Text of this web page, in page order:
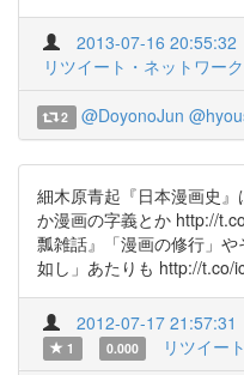
2013-07-16 20:55:32
リツイート・ネットワー
2 @DoyonoJun
細木原青起『日本漫画史
か漫画の字義とか http://
瓢雑話』「漫画の修行」
如し」あたりも http://t.co/
2012-07-17 21:57:31
1
0.000 リツイー